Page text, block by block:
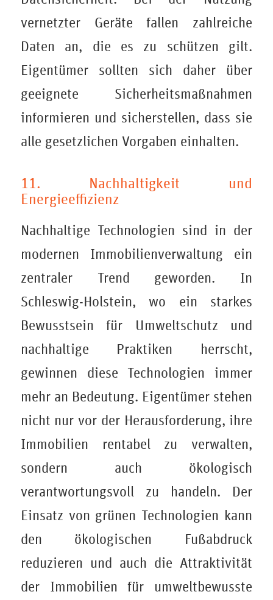
vernetzter Geräte fallen zahlreiche
Daten an, die es zu schützen gilt.
Eigentümer sollten sich daher über
geeignete Sicherheitsmaßnahmen
informieren und sicherstellen, dass sie
alle gesetzlichen Vorgaben einhalten.
11. Nachhaltigkeit und
Energieeffizienz
Nachhaltige Technologien sind in der
modernen Immobilienverwaltung ein
zentraler Trend geworden. In
Schleswig-Holstein, wo ein starkes
Bewusstsein für Umweltschutz und
nachhaltige Praktiken herrscht,
gewinnen diese Technologien immer
mehr an Bedeutung. Eigentümer stehen
nicht nur vor der Herausforderung, ihre
Immobilien rentabel zu verwalten,
sondern auch ökologisch
verantwortungsvoll zu handeln. Der
Einsatz von grünen Technologien kann
den ökologischen Fußabdruck
reduzieren und auch die Attraktivität
der Immobilien für umweltbewusste